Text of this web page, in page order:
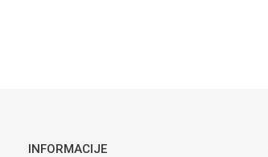
INFORMACIJE